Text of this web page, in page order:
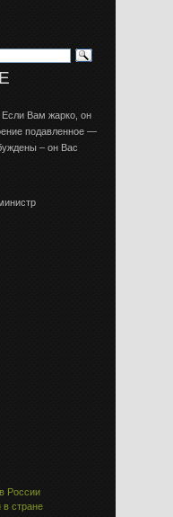
Если Вам жарко, он
подавленное —
– он Вас
России
стране